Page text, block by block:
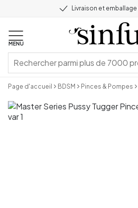
Livraison et
MENU
Page d'accueil BDSM Pinces & Pompes